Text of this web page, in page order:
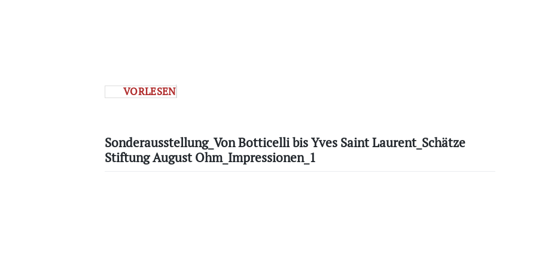
VORLESEN
Sonderausstellung_Von Botticelli bis Yves Saint Laurent_Schätze
Stiftung August Ohm_Impressionen_1